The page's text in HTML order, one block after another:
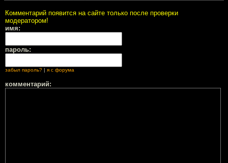
Комментарий появится на сайте только после проверки
модератором!
имя:
пароль:
забыл пароль? я с форума
комментарий: